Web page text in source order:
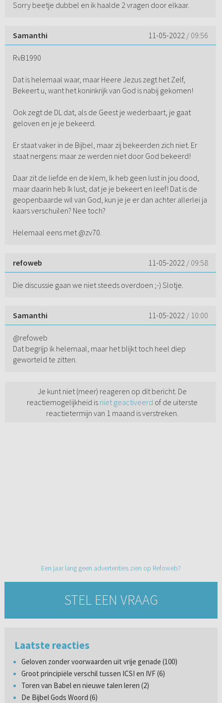
Sorry beetje dubbel en ik haalde 2 vragen door elkaar.
Samanthi 11-05-2022 / 09:56
RvB1990
Dat is helemaal waar, maar Heere Jezus zegt het Zelf,
Bekeert u, want het koninkrijk van God is nabij gekomen!
Ook zegt de DL dat, als de Geest je wederbaart, je gaat
geloven en je je bekeerd.
Er staat vaker in de Bijbel, maar zij bekeerden zich niet. Er
staat nergens: maar ze werden niet door God bekeerd!
Daar zit de liefde en de klem, Ik heb geen lust in jou dood,
maar daarin heb Ik lust, dat je je bekeert en leef! Dat is de
geopenbaarde wil van God, kun je je er dan achter allerlei ja
kaars verschuilen? Nee toch?
Helemaal eens met @zv70.
refoweb 11-05-2022 / 09:58
Die discussie gaan we niet steeds overdoen ;-) Slotje.
Samanthi 11-05-2022 / 10:00
@refoweb
Dat begrijp ik helemaal, maar het blijkt toch heel diep
geworteld te zitten.
Je kunt niet (meer) reageren op dit bericht. De
reactiemogelijkheid is niet geactiveerd of de uiterste
reactietermijn van 1 maand is verstreken.
Een jaar lang geen advertenties zien op Refoweb?
STEL EEN VRAAG
Laatste reacties
Geloven zonder voorwaarden uit vrije genade (100)
Groot principiële verschil tussen ICSI en IVF (6)
Toren van Babel en nieuwe talen leren (2)
De Bijbel Gods Woord (6)